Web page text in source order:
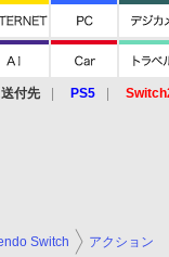
付先 PS5
Switch アクション